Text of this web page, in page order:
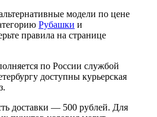
модели по цене
Рубашки и
правила на странице
по России службой
доступны курьерская
доставки — 500 рублей. Для